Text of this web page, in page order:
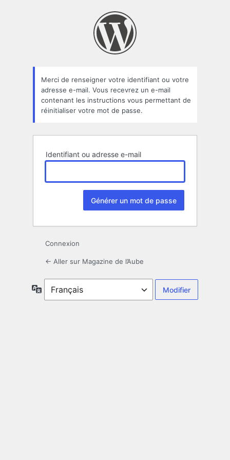
oublié
Merci de renseigner votre identifiant ou votre
adresse e-mail. Vous recevrez un e-mail
contenant les instructions vous permettant de
réinitialiser votre mot de passe.
Identifiant ou adresse e-mail
Connexion
← Aller sur Magazine de l’Aube
Langue